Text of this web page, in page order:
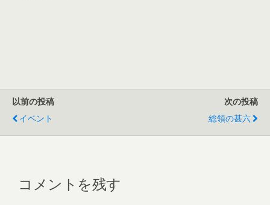
以前の投稿
イベント
次の投稿
総領の甚六
コメントを残す